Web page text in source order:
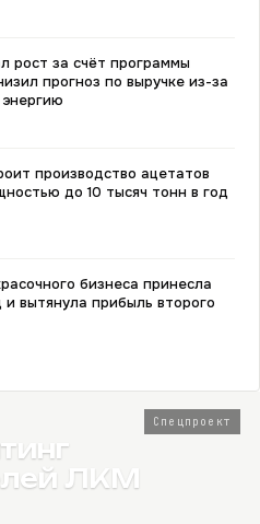
рост за счёт программы
прогноз по выручке из-за
производство ацетатов
до 10 тысяч тонн в год
бизнеса принесла
и вытянула прибыль второго
Спецпроект
ЛКМ